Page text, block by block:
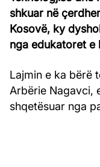
shkuar në
Kosovë, ky
nga edukatoret e
Lajmin e ka bërë
Arbërie Nagavci,
shqetësuar nga